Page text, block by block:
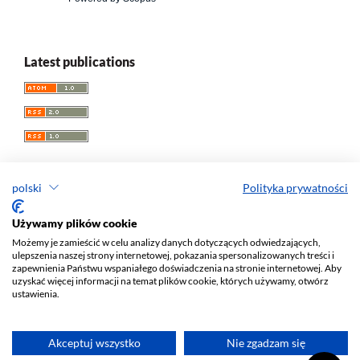
polski Polityka prywatności
Używamy plików cookie
Możemy je zamieścić w celu analizy danych dotyczących odwiedzających,
ulepszenia naszej strony internetowej, pokazania spersonalizowanych treści i
zapewnienia Państwu wspaniałego doświadczenia na stronie internetowej. Aby
uzyskać więcej informacji na temat plików cookie, których używamy, otwórz
ustawienia.
Akceptuj wszystko Nie zgadzam się
Latest publications
Przegląd Socjologii Jakościowej
e-ISSN 1733-8069
Redaktor naczelny: Krzysztof Tomasz Konecki
Wydawca: Wydawnictwo Uniwersytetu Łódzkiego (www)
Biuro:
journals@uni.lodz.pl